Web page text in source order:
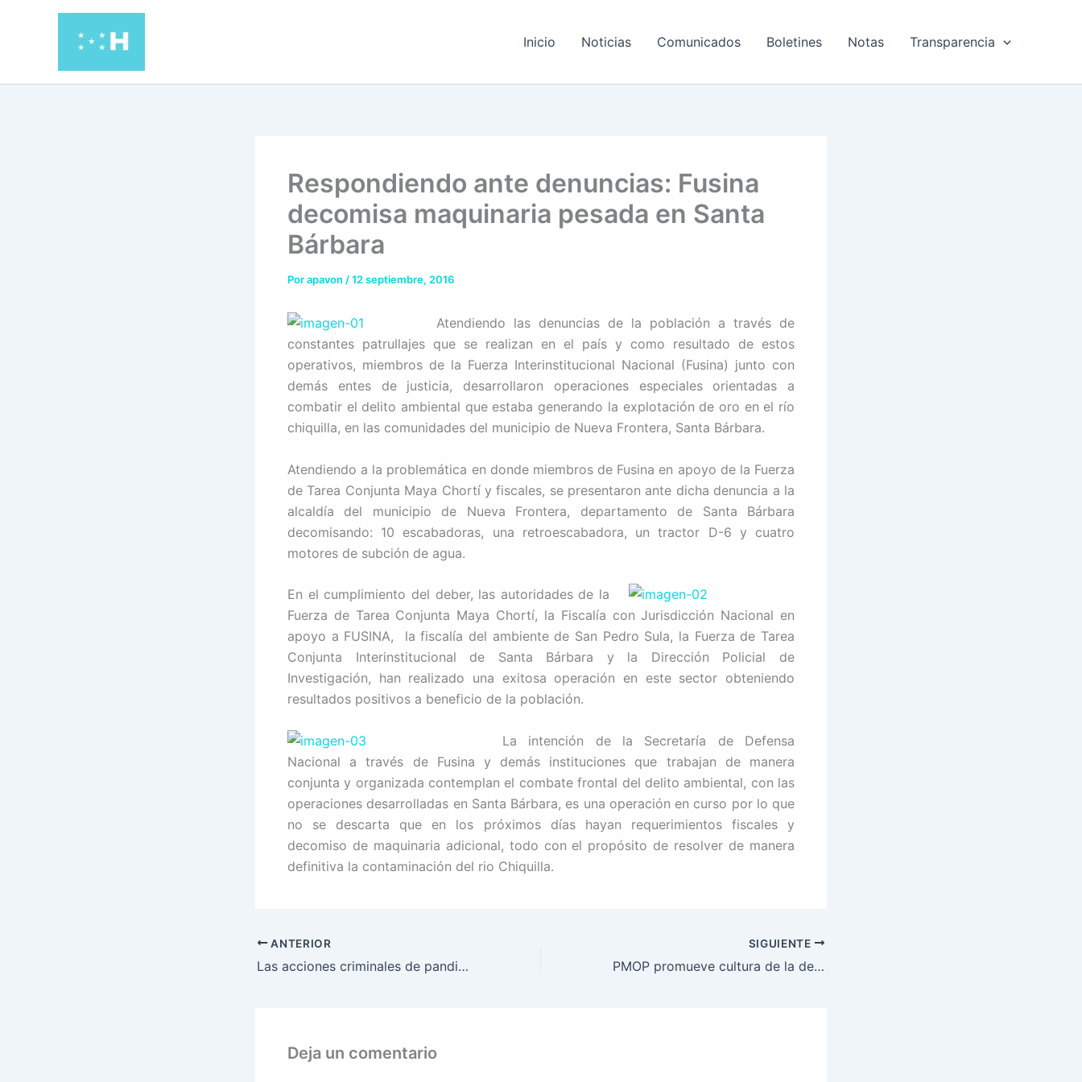
Inicio Noticias Comunicados Boletines Notas Transparencia
Respondiendo ante denuncias: Fusina
decomisa maquinaria pesada en Santa
Bárbara
Porapavon /12 septiembre, 2016
Atendiendo las denuncias de la población a través de
constantes patrullajes que se realizan en el país y como resultado de estos
operativos, miembros de la Fuerza Interinstitucional Nacional (Fusina) junto con
demás entes de justicia, desarrollaron operaciones especiales orientadas a
combatir el delito ambiental que estaba generando la explotación de oro en el río
chiquilla, en las comunidades del municipio de Nueva Frontera, Santa Bárbara.
Atendiendo a la problemática en donde miembros de Fusina en apoyo de la Fuerza
de Tarea Conjunta Maya Chortí y fiscales, se presentaron ante dicha denuncia a la
alcaldía del municipio de Nueva Frontera, departamento de Santa Bárbara
decomisando: 10 escabadoras, una retroescabadora, un tractor D-6 y cuatro
motores de subción de agua.
En el cumplimiento del deber, las autoridades de la
Fuerza de Tarea Conjunta Maya Chortí, la Fiscalía con Jurisdicción Nacional en
apoyo a FUSINA, la fiscalía del ambiente de San Pedro Sula, la Fuerza de Tarea
Conjunta Interinstitucional de Santa Bárbara y la Dirección Policial de
Investigación, han realizado una exitosa operación en este sector obteniendo
resultados positivos a beneficio de la población.
La intención de la Secretaría de Defensa
Nacional a través de Fusina y demás instituciones que trabajan de manera
conjunta y organizada contemplan el combate frontal del delito ambiental, con las
operaciones desarrolladas en Santa Bárbara, es una operación en curso por lo que
no se descarta que en los próximos días hayan requerimientos fiscales y
decomiso de maquinaria adicional, todo con el propósito de resolver de manera
definitiva la contaminación del rio Chiquilla.
ANTERIOR
Las acciones criminales de pandillas y maras están instruidas en 80% desde las cárceles
SIGUIENTE
PMOP promueve cultura de la denuncia
Deja un comentario